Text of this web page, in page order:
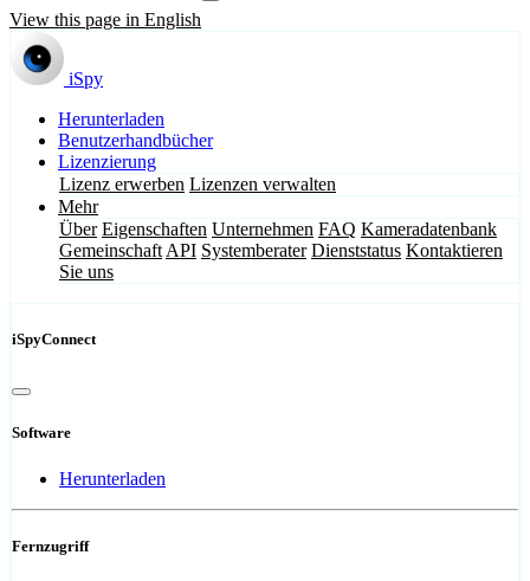
View this page in English
iSpy
Herunterladen
Benutzerhandbücher
Lizenzierung
Lizenz erwerben Lizenzen verwalten
Mehr
Über Eigenschaften Unternehmen FAQ Kameradatenbank
Gemeinschaft API Systemberater Dienststatus Kontaktieren
Sie uns
iSpyConnect
Software
Herunterladen
Fernzugriff